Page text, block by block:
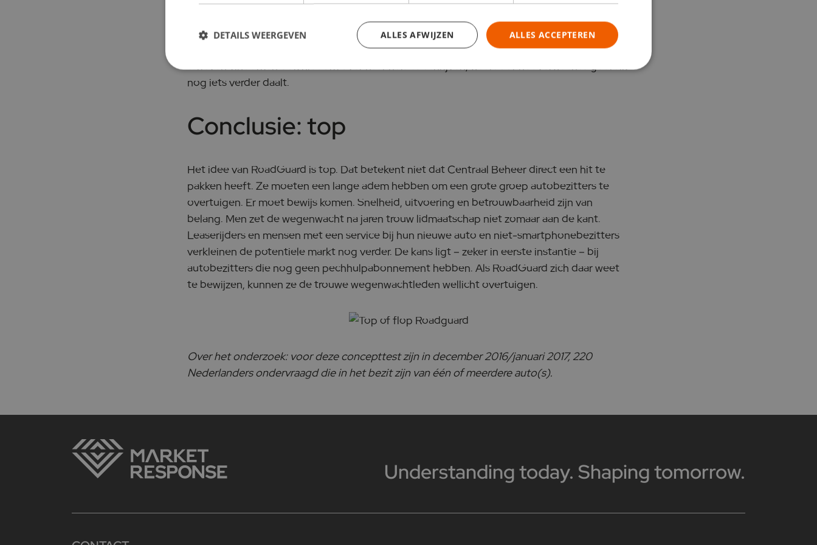
Reden dat, ondanks de initiële aansprekendheid, de gebruiksintentie (nog) erg laag is. De
tarieven vindt men ook niet om over naar huis te schrijven, waardoor het verwachte gebruik
nog iets verder daalt.
Conclusie: top
Het idee van RoadGuard is top. Dat betekent niet dat Centraal Beheer direct een hit te
pakken heeft. Ze moeten een lange adem hebben om een grote groep autobezitters te
overtuigen. Er moet bewijs komen. Snelheid, uitvoering en betrouwbaarheid zijn van
belang. Men zet de wegenwacht na jaren trouw lidmaatschap niet zomaar aan de kant.
Leaserijders en mensen met een service bij hun nieuwe auto en niet-smartphonebezitters
verkleinen de potentiele markt nog verder. De kans ligt – zeker in eerste instantie – bij
autobezitters die nog geen pechhulpabonnement hebben. Als RoadGuard zich daar weet
te bewijzen, kunnen ze de trouwe wegenwachtleden wellicht overtuigen.
Over het onderzoek: voor deze concepttest zijn in december 2016/januari 2017, 220
Nederlanders ondervraagd die in het bezit zijn van één of meerdere auto(s).
Understanding today. Shaping tomorrow.
ALLES ACCEPTEREN
ALLES AFWIJZEN
DETAILS WEERGEVEN